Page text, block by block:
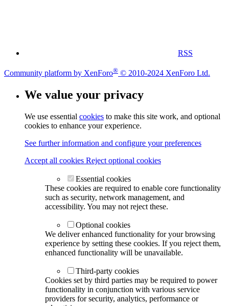
RSS
Community platform by XenForo® © 2010-2024 XenForo Ltd.
We value your privacy
We use essential cookies to make this site work, and optional
cookies to enhance your experience.
See further information and configure your preferences
Accept all cookies Reject optional cookies
Essential cookies
These cookies are required to enable core functionality
such as security, network management, and
accessibility. You may not reject these.
Optional cookies
We deliver enhanced functionality for your browsing
experience by setting these cookies. If you reject them,
enhanced functionality will be unavailable.
Third-party cookies
Cookies set by third parties may be required to power
functionality in conjunction with various service
providers for security, analytics, performance or